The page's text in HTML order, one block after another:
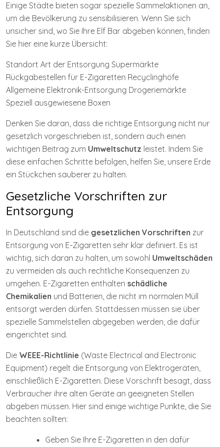
Einige Städte bieten sogar spezielle Sammelaktionen an,
um die Bevölkerung zu sensibilisieren. Wenn Sie sich
unsicher sind, wo Sie Ihre Elf Bar abgeben können, finden
Sie hier eine kurze Übersicht:
Standort Art der Entsorgung Supermärkte
Rückgabestellen für E-Zigaretten Recyclinghöfe
Allgemeine Elektronik-Entsorgung Drogeriemärkte
Speziell ausgewiesene Boxen
Denken Sie daran, dass die richtige Entsorgung nicht nur
gesetzlich vorgeschrieben ist, sondern auch einen
wichtigen Beitrag zum Umweltschutz leistet. Indem Sie
diese einfachen Schritte befolgen, helfen Sie, unsere Erde
ein Stückchen sauberer zu halten.
Gesetzliche Vorschriften zur
Entsorgung
In Deutschland sind die gesetzlichen Vorschriften zur
Entsorgung von E-Zigaretten sehr klar definiert. Es ist
wichtig, sich daran zu halten, um sowohl Umweltschäden
zu vermeiden als auch rechtliche Konsequenzen zu
umgehen. E-Zigaretten enthalten schädliche
Chemikalien und Batterien, die nicht im normalen Müll
entsorgt werden dürfen. Stattdessen müssen sie über
spezielle Sammelstellen abgegeben werden, die dafür
eingerichtet sind.
Die WEEE-Richtlinie (Waste Electrical and Electronic
Equipment) regelt die Entsorgung von Elektrogeräten,
einschließlich E-Zigaretten. Diese Vorschrift besagt, dass
Verbraucher ihre alten Geräte an geeigneten Stellen
abgeben müssen. Hier sind einige wichtige Punkte, die Sie
beachten sollten:
Geben Sie Ihre E-Zigaretten in den dafür